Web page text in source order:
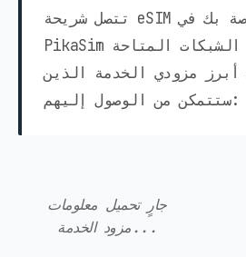
تتصل شريحة eSIM الخاصة بك في Spain من
PikaSim تلقائيًا بأفضل الشبكات المتاحة
مزودي الخدمة الذين
ستتمكن من الوصول إليهم:
جارٍ تحميل معلومات
مزود الخدمة...